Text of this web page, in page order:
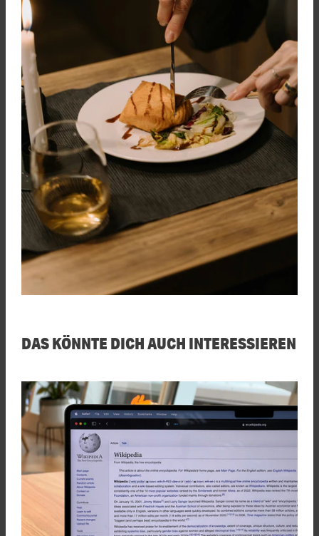
DAS KÖNNTE DICH AUCH INTERESSIEREN